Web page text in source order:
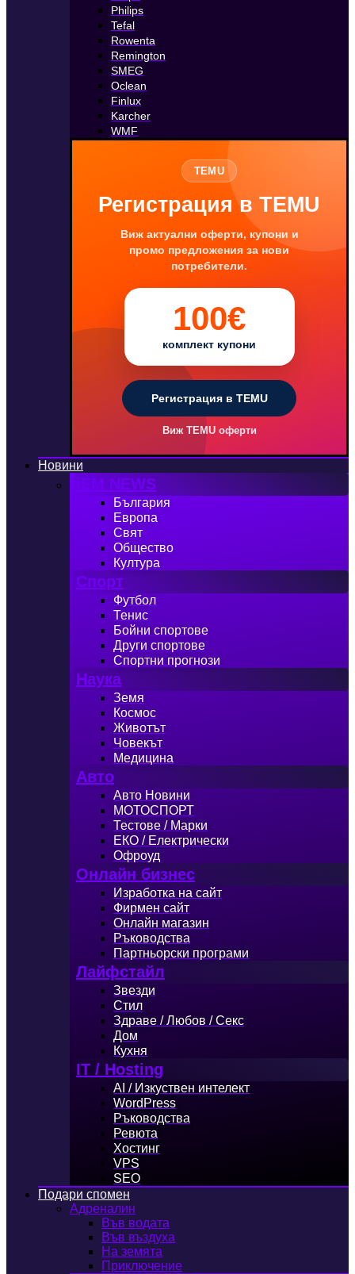
Philips
Tefal
Rowenta
Remington
SMEG
Oclean
Finlux
Karcher
WMF
TEMU
Регистрация в TEMU
Виж актуални оферти, купони и
промо предложения за нови
потребители.
100€
комплект купони
Регистрация в TEMU
Виж TEMU оферти
Новини
iEM NEWS
България
Европа
Свят
Общество
Култура
Спорт
Футбол
Тенис
Бойни спортове
Други спортове
Спортни прогнози
Наука
Земя
Космос
Животът
Човекът
Медицина
Авто
Авто Новини
МОТОСПОРТ
Тестове / Марки
ЕКО / Електрически
Офроуд
Онлайн бизнес
Изработка на сайт
Фирмен сайт
Онлайн магазин
Ръководства
Партньорски програми
Лайфстайл
Звезди
Стил
Здраве / Любов / Секс
Дом
Кухня
IT / Hosting
AI / Изкуствен интелект
WordPress
Ръководства
Ревюта
Хостинг
VPS
SEO
Подари спомен
Адреналин
Във водата
Във въздуха
На земята
Приключение